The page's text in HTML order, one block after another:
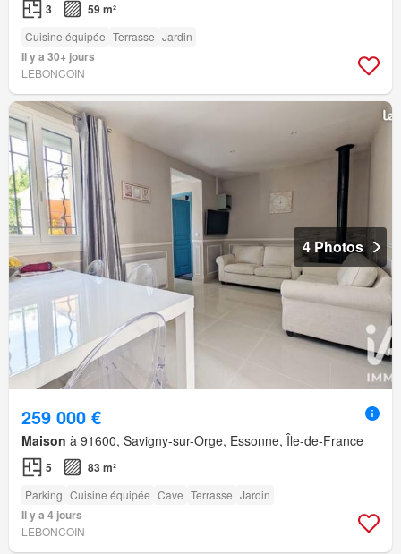
3 59 m²
Cuisine équipée Terrasse Jardin
Il y a 30+ jours
LEBONCOIN
4 Photos
259 000 €
Maison à 91600, Savigny-sur-Orge, Essonne, Île-de-France
5 83 m²
Parking Cuisine équipée Cave Terrasse Jardin
Il y a 4 jours
LEBONCOIN